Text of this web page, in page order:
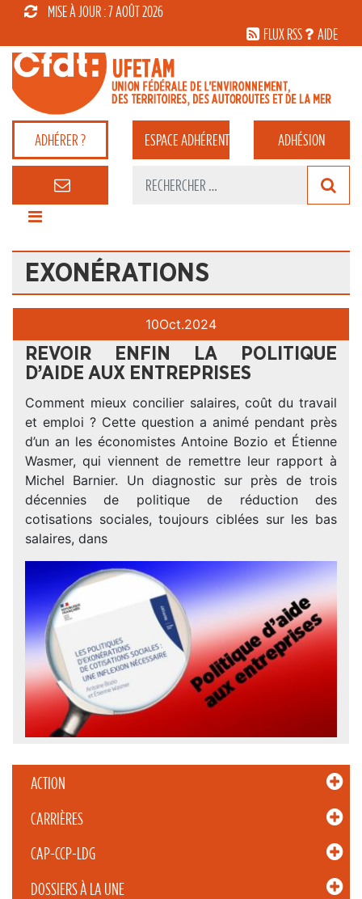
MISE À JOUR : 7 AOÛT 2026
FLUX RSS
AIDE
ADHÉRER ? ESPACEADHÉRENT ADHÉSION
EXONÉRATIONS
ACTION
CARRIÈRES
CAP-CCP-LDG
DOSSIERS À LA UNE
10Oct.2024
REVOIR ENFIN LA POLITIQUE
D’AIDE AUX ENTREPRISES
Comment mieux concilier salaires, coût du travail
et emploi ? Cette question a animé pendant près
d’un an les économistes Antoine Bozio et Étienne
Wasmer, qui viennent de remettre leur rapport à
Michel Barnier. Un diagnostic sur près de trois
décennies de politique de réduction des
cotisations sociales, toujours ciblées sur les bas
salaires, dans